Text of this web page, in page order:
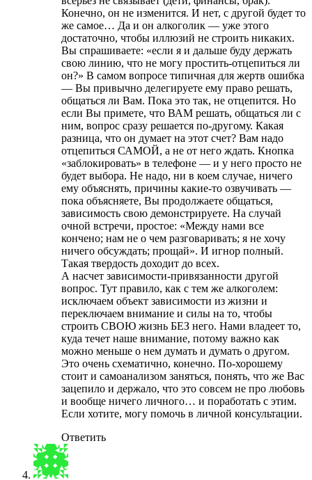
Конечно, он не изменится. И нет, с другой будет то
же самое… Да и он алкоголик — уже этого
достаточно, чтобы иллюзий не строить никаких.
Вы спрашиваете: «если я и дальше буду держать
свою линию, что не могу простить-отцепиться ли
он?» В самом вопросе типичная для жертв ошибка
— Вы привычно делегируете ему право решать,
общаться ли Вам. Пока это так, не отцепится. Но
если Вы примете, что ВАМ решать, общаться ли с
ним, вопрос сразу решается по-другому. Какая
разница, что он думает на этот счет? Вам надо
отцепиться САМОЙ, а не от него ждать. Кнопка
«заблокировать» в телефоне — и у него просто не
будет выбора. Не надо, ни в коем случае, ничего
ему объяснять, причины какие-то озвучивать —
пока объясняете, Вы продолжаете общаться,
зависимость свою демонстрируете. На случай
очной встречи, простое: «Между нами все
кончено; нам не о чем разговаривать; я не хочу
ничего обсуждать; прощай». И игнор полный.
Такая твердость доходит до всех.
А насчет зависимости-привязанности другой
вопрос. Тут правило, как с тем же алкоголем:
исключаем объект зависимости из жизни и
переключаем внимание и силы на то, чтобы
строить СВОЮ жизнь БЕЗ него. Нами владеет то,
куда течет наше внимание, потому важно как
можно меньше о нем думать и думать о другом.
Это очень схематично, конечно. По-хорошему
стоит и самоанализом заняться, понять, что же Вас
зацепило и держало, что это совсем не про любовь
и вообще ничего личного… и поработать с этим.
Если хотите, могу помочь в личной консультации.
Ответить